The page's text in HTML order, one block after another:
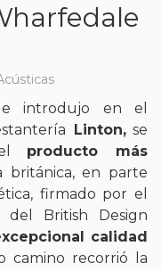
introdujo en el
Linton,se
producto más
británica, en parte
firmado por el
del British Design
calidad
camino recorrió la